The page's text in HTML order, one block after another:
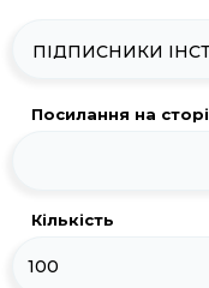
Посилання на
Кількість